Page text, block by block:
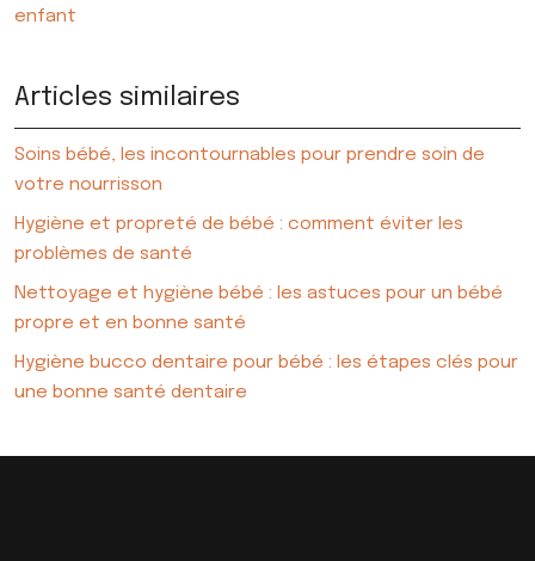
enfant
Articles similaires
Soins bébé, les incontournables pour prendre soin de
votre nourrisson
Hygiène et propreté de bébé : comment éviter les
problèmes de santé
Nettoyage et hygiène bébé : les astuces pour un bébé
propre et en bonne santé
Hygiène bucco dentaire pour bébé : les étapes clés pour
une bonne santé dentaire